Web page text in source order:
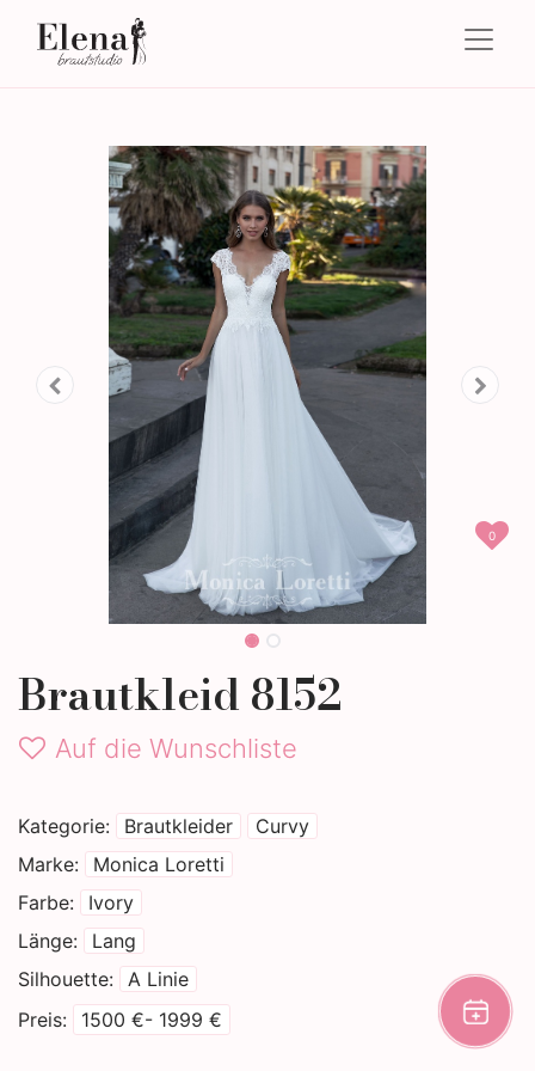
0
Brautkleid 8152
Auf die Wunschliste
Kategorie Brautkleider
Curvy
Marke
Monica Loretti
Farbe
Ivory
Länge
Lang
Silhouette
A Linie
Preis
1500 €- 1999 €